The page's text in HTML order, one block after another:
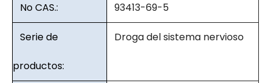
No CAS.: 93413-69-5
Serie de
productos:
Droga del sistema nervioso